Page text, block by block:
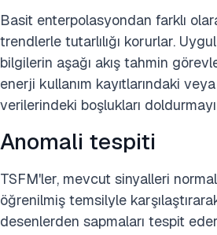
Basit enterpolasyondan farklı
trendlerle tutarlılığı korurlar.
bilgilerin aşağı akış tahmin
enerji kullanım kayıtlarındaki
verilerindeki boşlukları
Anomali tespiti
TSFM'ler, mevcut sinyalleri normal
öğrenilmiş temsilyle
desenlerden sapmaları tespit